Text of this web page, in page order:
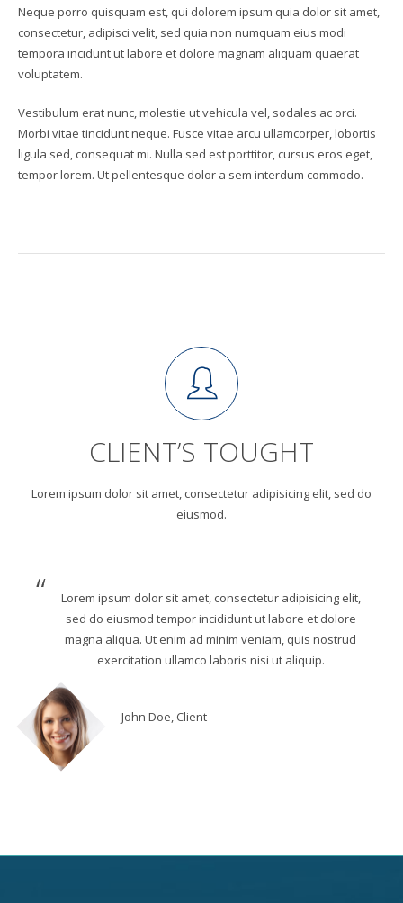
Neque porro quisquam est, qui dolorem ipsum quia dolor sit amet,
consectetur, adipisci velit, sed quia non numquam eius modi
tempora incidunt ut labore et dolore magnam aliquam quaerat
voluptatem.
Vestibulum erat nunc, molestie ut vehicula vel, sodales ac orci.
Morbi vitae tincidunt neque. Fusce vitae arcu ullamcorper, lobortis
ligula sed, consequat mi. Nulla sed est porttitor, cursus eros eget,
tempor lorem. Ut pellentesque dolor a sem interdum commodo.
CLIENT’S TOUGHT
Lorem ipsum dolor sit amet, consectetur adipisicing elit, sed do
eiusmod.
Lorem ipsum dolor sit amet, consectetur adipisicing elit,
sed do eiusmod tempor incididunt ut labore et dolore
magna aliqua. Ut enim ad minim veniam, quis nostrud
exercitation ullamco laboris nisi ut aliquip.
John Doe, Client